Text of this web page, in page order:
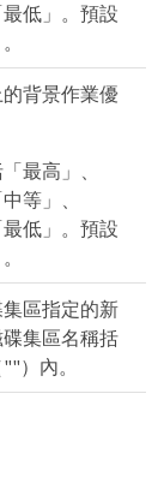
最低」。預設
背景作業優
最高」、
等」、
最低」。預設
區指定的新
集區名稱括
）內。